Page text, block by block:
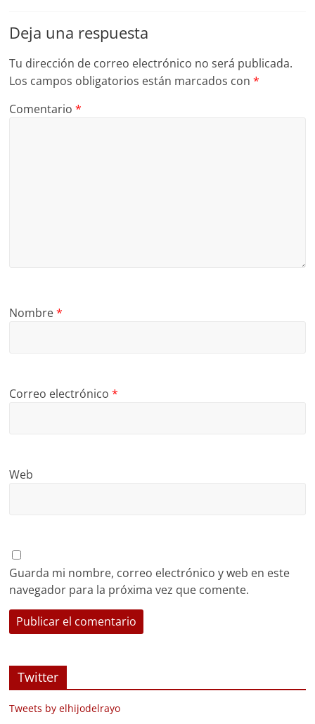
Deja una respuesta
Tu dirección de correo electrónico no será publicada.
Los campos obligatorios están marcados con*
Comentario*
Nombre*
Correo electrónico*
Web
Guarda mi nombre, correo electrónico y web en este
navegador para la próxima vez que comente.
Twitter
Tweets by elhijodelrayo